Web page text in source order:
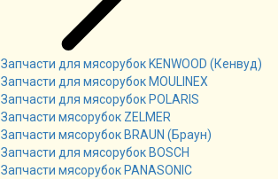
Запчасти для мясорубок KENWOOD (Кенвуд)
Запчасти для мясорубок MOULINEX
Запчасти для мясорубок POLARIS
Запчасти мясорубок ZELMER
Запчасти мясорубок BRAUN (Браун)
Запчасти для мясорубок BOSCH
Запчасти мясорубок PANASONIC